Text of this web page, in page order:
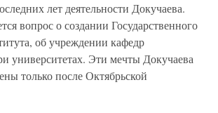
лет деятельности Докучаева.
вопрос о создании Государственного
об учреждении кафедр
университетах. Эти мечты Докучаева
только после Октябрьской